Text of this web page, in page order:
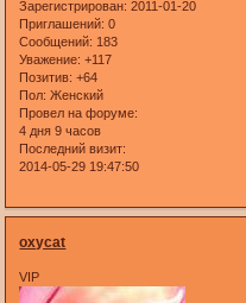
Зарегистрирован: 2011-01-20
Приглашений: 0
Сообщений: 183
Уважение: +117
Позитив: +64
Пол: Женский
Провел на форуме:
4 дня 9 часов
Последний визит:
2014-05-29 19:47:50
oxycat
VIP